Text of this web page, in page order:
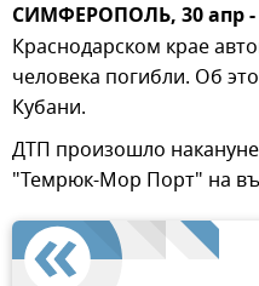
СИМФЕРОПОЛЬ, 30 апр
Краснодарском крае
человека погибли. Об
Кубани.
ДТП произошло
"Темрюк-Мор Порт" на